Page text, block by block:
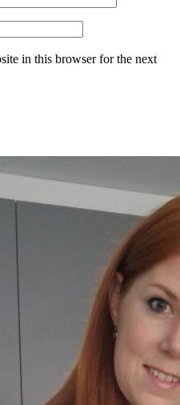
in this browser for the next